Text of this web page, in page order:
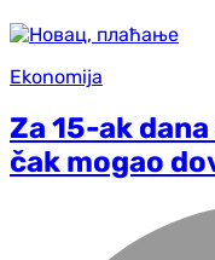
Ekonomija
Za 15-ak
čak mogao